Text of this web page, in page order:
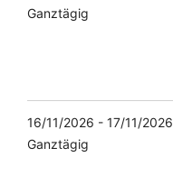
Ganztägig
16/11/2026 - 17/11/2026
Ganztägig